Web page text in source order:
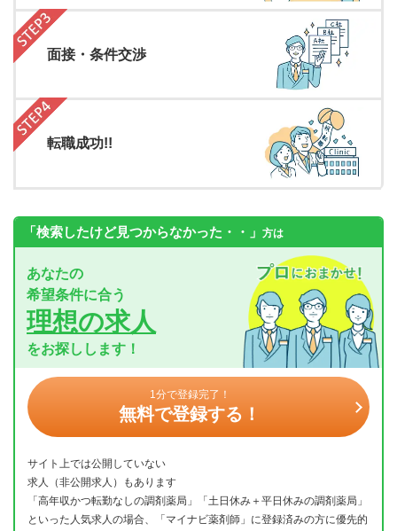
面接・条件交渉
転職成功!!
「検索したけど見つからなかった・・」 方は
あなたの
希望条件に合う
理想の求人
をお探しします！
1分で登録完了！
無料で登録する！
サイト上では公開していない
求人（非公開求人）もあります
「高年収かつ転勤なしの調剤薬局」「土日休み＋平日休みの調剤薬局」
といった人気求人の場合、「マイナビ薬剤師」に登録済みの方に優先的